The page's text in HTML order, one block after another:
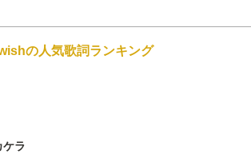
の人気歌詞ランキング
ラ